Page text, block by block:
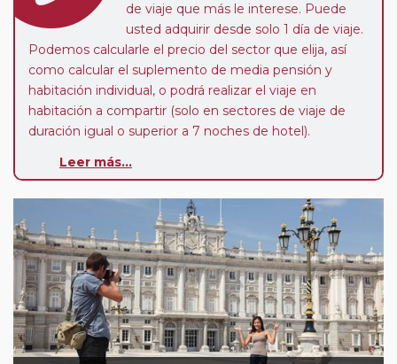
de viaje que más le interese. Puede
usted adquirir desde solo 1 día de viaje.
Podemos calcularle el precio del sector que elija, así
como calcular el suplemento de media pensión y
habitación individual, o podrá realizar el viaje en
habitación a compartir (solo en sectores de viaje de
duración igual o superior a 7 noches de hotel).
Paradas en Ruta:
su viaje, en la ciudad que desee por período de 1, 3, 4 o
7 noches según circuito y fechas de salida. Es
fundamental que el circuito tenga salida posterior a la
fecha escogida y permita la salida deseada. El
suplemento por parada efectuada es de 40 Euros/52
Dólares por persona. Si la parada se realiza para tomar
otro circuito del mismo proveedor no se abonará este
suplemento.
Leer más...